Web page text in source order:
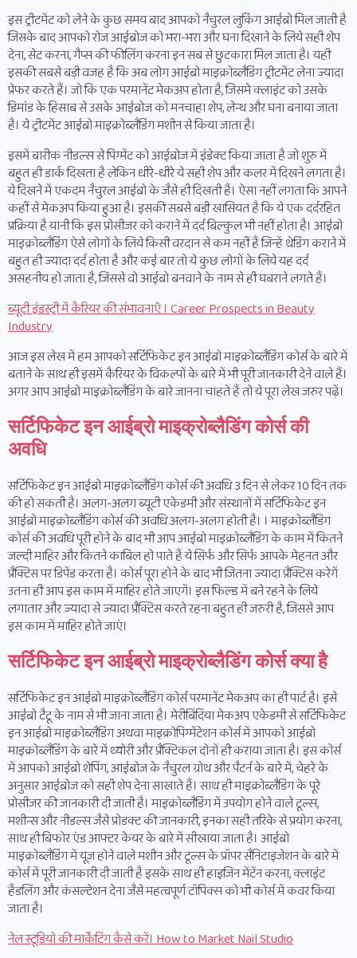
इस ट्रीटमेंट को लेने के कुछ समय बाद आपको नैचुरल लुकिंग आईब्रो मिल जाती है
जिसके बाद आपको रोज आईब्रोज को भरा-भरा और घना दिखाने के लिये सही शेप
देना, सेट करना, गैप्स की फीलिंग करना इन सब से छुटकारा मिल जाता है। यही
इसकी सबसे बड़ी वजह है कि अब लोग आईब्रो माइक्रोब्लैडिंग ट्रीटमेंट लेना ज्यादा
प्रेफर करते हैं। जो कि एक परमानेंट मेकअप होता है, जिसमे क्लाइंट को उसके
डिमांड के हिसाब से उसके आईब्रोज को मनचाहा शेप, लेन्थ और घना बनाया जाता
है। ये ट्रीटमेंट आईब्रो माइक्रोब्लैडिंग मशीन से किया जाता है।
इसमें बारीक नीडल्स से पिग्मेंट को आईब्रोज में इंडेक्ट किया जाता है जो शुरु में
बहुत ही डार्क दिखता है लेकिन धीरे-धीरे ये सही शेप और कलर में दिखने लगता है।
ये दिखने में एकदम नैचुरल आईब्रो के जैसे ही दिखती हैं। ऐसा नहीं लगता कि आपने
कहीं से मेकअप किया हुआ है। इसकी सबसे बड़ी खासियत है कि ये एक दर्दरहित
प्रक्रिया है यानी कि इस प्रोसीजर को कराने में दर्द बिल्कुल भी नहीं होता है। आईब्रो
माइक्रोब्लैडिंग ऐसे लोगों के लिये किसी वरदान से कम नहीं हैं जिन्हें थ्रेडिंग कराने में
बहुत ही ज्यादा दर्द होता है और कई बार तो ये कुछ लोगों के लिये यह दर्द
असहनीय हो जाता है, जिससे वो आईब्रो बनवाने के नाम से ही घबराने लगते हैं।
ब्यूटी इंडस्ट्री में कैरियर की संभावनाएँ । Career Prospects in Beauty
Industry
आज इस लेख में हम आपको सर्टिफिकेट इन आईब्रो माइक्रोब्लैडिंग कोर्स के बारे में
बताने के साथ ही इसमें कैरियर के विकल्पों के बारे में भी पूरी जानकारी देने वाले हैं।
अगर आप आईब्रो माइक्रोब्लैडिंग के बारे जानना चाहते हैं तो ये पूरा लेख जरुर पढ़ें।
सर्टिफिकेट इन आईब्रो माइक्रोब्लैडिंग कोर्स की
अवधि
सर्टिफिकेट इन आईब्रो माइक्रोब्लैडिंग कोर्स की अवधि 3 दिन से लेकर 10 दिन तक
की हो सकती है। अलग-अलग ब्यूटी एकेडमी और संस्थानों में सर्टिफिकेट इन
आईब्रो माइक्रोब्लैडिंग कोर्स की अवधि अलग-अलग होती है। । माइक्रोब्लैडिंग
कोर्स की अवधि पूरी होने के बाद भी आप आईब्रो माइक्रोब्लैडिंग के काम में कितने
जल्दी माहिर और कितने काबिल हो पाते हैं ये सिर्फ और सिर्फ आपके मेहनत और
प्रैक्टिस पर डिपेंड करता है। कोर्स पूरा होने के बाद भी जितना ज्यादा प्रैक्टिस करेगें
उतना ही आप इस काम में माहिर होते जाएगें। इस फिल्ड में बने रहने के लिये
लगातार और ज्यादा से ज्यादा प्रैक्टिस करते रहना बहुत ही जरुरी है, जिससे आप
इस काम में माहिर होते जाएं।
सर्टिफिकेट इन आईब्रो माइक्रोब्लैडिंग कोर्स क्या है
सर्टिफिकेट इन आईब्रो माइक्रोब्लैडिंग कोर्स परमानेंट मेकअप का ही पार्ट है। इसे
आईब्रो टैटू के नाम से भी जाना जाता है। मेरीबिंदिंया मेकअप एकेडमी से सर्टिफिकेट
इन आईब्रो माइक्रोब्लैडिंग अथवा माइक्रोपिग्मेंटेशन कोर्स में आपको आईब्रो
माइक्रोब्लैडिंग के बारे में थ्योरी और प्रैक्टिकल दोनों ही कराया जाता है। इस कोर्स
में आपको आईब्रो शेपिंग, आईब्रोज के नैचुरल ग्रोथ और पैटर्न के बारे में, चेहरे के
अनुसार आईब्रोज को सही शेप देना साखाते हैं। साथ ही माइक्रोब्लैडिंग के पूरे
प्रोसीजर की जानकारी दी जाती है। माइक्रोब्लैडिंग में उपयोग होने वाले टूल्स,
मशीन्स और नीडल्स जैसे प्रोडक्ट की जानकारी, इनका सही तरिके से प्रयोग करना,
साथ ही बिफोर एंड आफ्टर केयर के बारे में सीखाया जाता है। आईब्रो
माइक्रोब्लैडिंग में यूज होने वाले मशीन और टूल्स के प्रॉपर सैनिटाइजेशन के बारे में
कोर्स में पूरी जानकारी दी जाती है इसके साथ ही हाइजिन मेंटेंन करना, क्लाइंट
हैंडलिंग और कंसल्टेशन देना जैसे महत्वपूर्ण टॉपिक्स को भी कोर्स में कवर किया
जाता है।
नेल स्टूडियो की मार्केटिंग कैसे करें। How to Market Nail Studio